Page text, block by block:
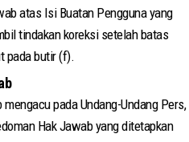
atas Isi Buatan Pengguna yang
tindakan koreksi setelah batas
pada butir (f).
pada Undang-Undang Pers,
Hak Jawab yang ditetapkan